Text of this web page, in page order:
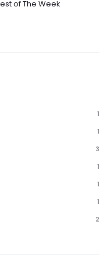
of The Week
1
1
3
1
1
1
2